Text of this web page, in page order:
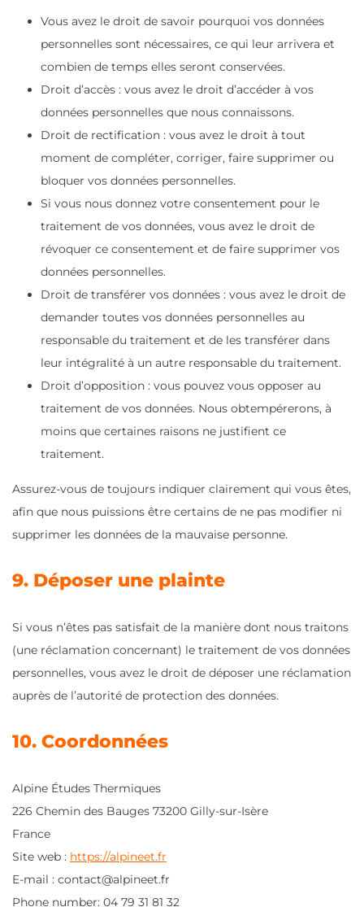
Vous avez le droit de savoir pourquoi vos données
personnelles sont nécessaires, ce qui leur arrivera et
combien de temps elles seront conservées.
Droit d’accès : vous avez le droit d’accéder à vos
données personnelles que nous connaissons.
Droit de rectification : vous avez le droit à tout
moment de compléter, corriger, faire supprimer ou
bloquer vos données personnelles.
Si vous nous donnez votre consentement pour le
traitement de vos données, vous avez le droit de
révoquer ce consentement et de faire supprimer vos
données personnelles.
Droit de transférer vos données : vous avez le droit de
demander toutes vos données personnelles au
responsable du traitement et de les transférer dans
leur intégralité à un autre responsable du traitement.
Droit d’opposition : vous pouvez vous opposer au
traitement de vos données. Nous obtempérerons, à
moins que certaines raisons ne justifient ce
traitement.
Assurez-vous de toujours indiquer clairement qui vous êtes,
afin que nous puissions être certains de ne pas modifier ni
supprimer les données de la mauvaise personne.
9. Déposer une plainte
Si vous n’êtes pas satisfait de la manière dont nous traitons
(une réclamation concernant) le traitement de vos données
personnelles, vous avez le droit de déposer une réclamation
auprès de l’autorité de protection des données.
10. Coordonnées
Alpine Études Thermiques
226 Chemin des Bauges 73200 Gilly-sur-Isère
France
Site web : https://alpineet.fr
E-mail : contact@alpineet.fr
Phone number: 04 79 31 81 32